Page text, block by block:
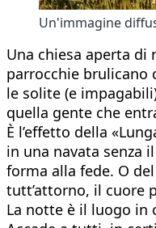
Un'immagine
Una chiesa aperta di
parrocchie brulicano
le solite (e
quella gente che
È l’effetto della
in una navata senza
forma alla fede. O
tutt’attorno, il cuore
La notte è il luogo in